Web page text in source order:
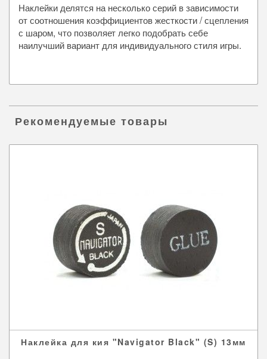
Наклейки делятся на несколько серий в зависимости
от соотношения коэффициентов жесткости / сцепления
с шаром, что позволяет легко подобрать себе
наилучший вариант для индивидуального стиля игры.
Рекомендуемые товары
Наклейка для кия "Navigator Black" (S) 13мм